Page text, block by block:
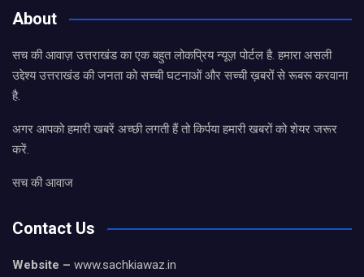
About
सच की आवाज़ उत्तराखंड का एक बहुत लोकप्रिय न्यूज़ पोर्टल है. हमारा असली
उद्देश्य उत्तराखंड की जनता को सच्ची घटनाओं और सच्ची ख़बरों से रूबरू करवाना
है.
अगर आपको हमारी खबरें अच्छी लगती हैं तो किर्पया हमारी खबरों को शेयर जरूर
करें.
सच की आवाज
Contact Us
Website – www.sachkiawaz.in